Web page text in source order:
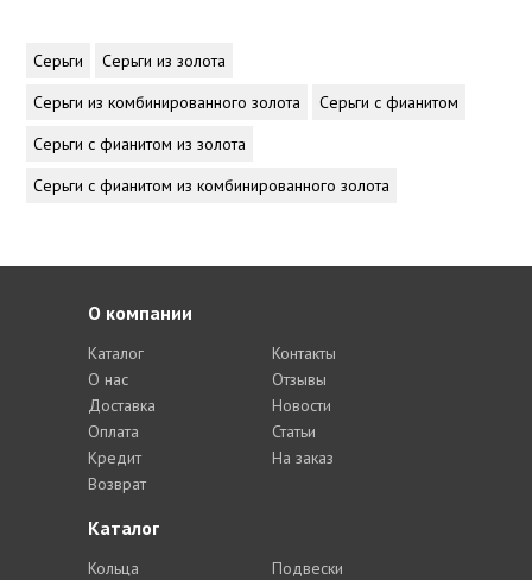
Серьги
Серьги из золота
Серьги из комбинированного золота
Серьги с фианитом
Серьги с фианитом из золота
Серьги с фианитом из комбинированного золота
Каталог
Кольца
Подвески
О компании
Каталог
О нас
Доставка
Оплата
Кредит
Возврат
Контакты
Отзывы
Новости
Статьи
На заказ